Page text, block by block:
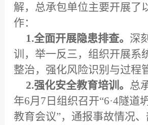
解，总承包单位主要开展了
作：
1.全面开展隐患排查。 深
训，举一反三，组织开展系
整治，强化风险识别与过程
2.强化安全教育培训。 总
年6月7日组织召开“6·4隧道
教育会议”，通报事故情况